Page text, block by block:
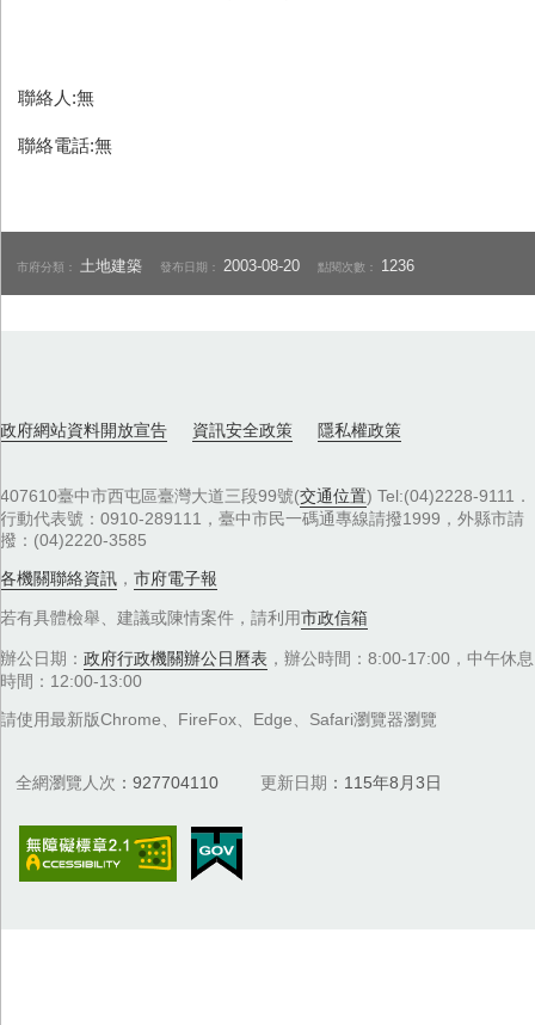
聯絡人:無
聯絡電話:無
市府分類： 土地建築 發布日期： 2003-08-20 點閱次數： 1236
政府網站資料開放宣告 資訊安全政策 隱私權政策
407610臺中市西屯區臺灣大道三段99號(交通位置) Tel:(04)2228-9111．
行動代表號：0910-289111，臺中市民一碼通專線請撥1999，外縣市請
撥：(04)2220-3585
各機關聯絡資訊 ， 市府電子報
若有具體檢舉、建議或陳情案件，請利用市政信箱
辦公日期： 政府行政機關辦公日曆表 ，辦公時間：8:00-17:00，中午休息
時間：12:00-13:00
請使用最新版Chrome、FireFox、Edge、Safari瀏覽器瀏覽
全網瀏覽人次 927704110 更新日期 115年8月3日